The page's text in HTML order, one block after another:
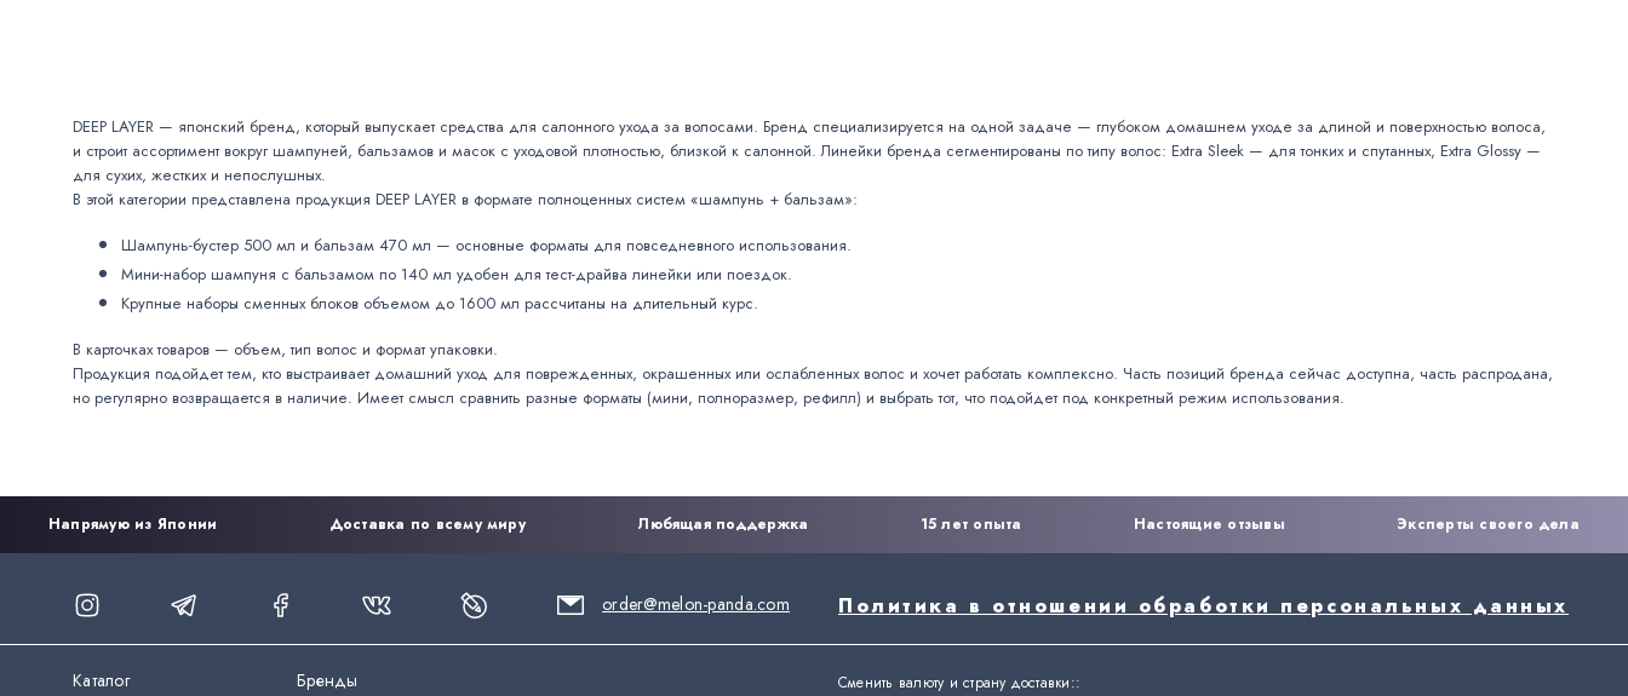
DEEP LAYER — японский бренд, который выпускает средства для салонного ухода за волосами. Бренд специализируется на одной задаче — глубоком домашнем уходе за длиной и поверхностью волоса,
и строит ассортимент вокруг шампуней, бальзамов и масок с уходовой плотностью, близкой к салонной. Линейки бренда сегментированы по типу волос: Extra Sleek — для тонких и спутанных, Extra Glossy —
для сухих, жестких и непослушных.
В этой категории представлена продукция DEEP LAYER в формате полноценных систем «шампунь + бальзам»:
Шампунь-бустер 500 мл и бальзам 470 мл — основные форматы для повседневного использования.
Мини-набор шампуня с бальзамом по 140 мл удобен для тест-драйва линейки или поездок.
Крупные наборы сменных блоков объемом до 1600 мл рассчитаны на длительный курс.
В карточках товаров — объем, тип волос и формат упаковки.
Продукция подойдет тем, кто выстраивает домашний уход для поврежденных, окрашенных или ослабленных волос и хочет работать комплексно. Часть позиций бренда сейчас доступна, часть распродана,
но регулярно возвращается в наличие. Имеет смысл сравнить разные форматы (мини, полноразмер, рефилл) и выбрать тот, что подойдет под конкретный режим использования.
Напрямую из Японии Доставка по всему миру Любящая поддержка 15 лет опыта Настоящие отзывы Эксперты своего дела
order@melon-panda.com Политика в отношении обработки персональных данных
Каталог Бренды Сменить валюту и страну доставки::